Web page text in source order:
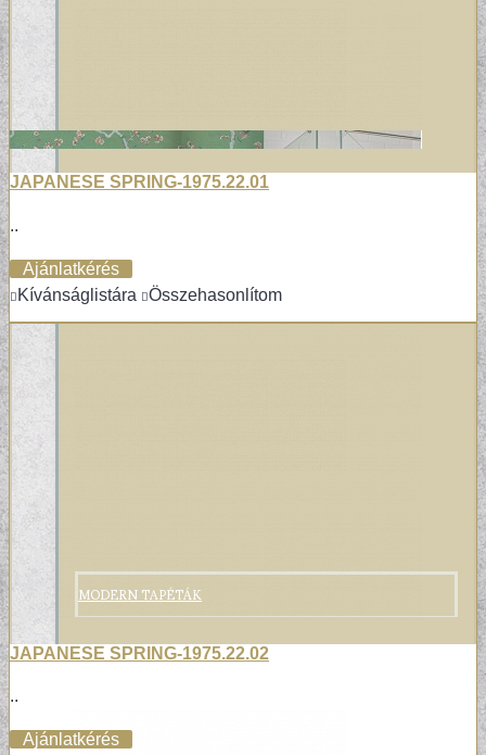
MODERN TAPÉTÁK
JAPANESE SPRING-1975.22.01
..
Ajánlatkérés
Kívánságlistára
Összehasonlítom
JAPANESE SPRING-1975.22.02
..
Ajánlatkérés